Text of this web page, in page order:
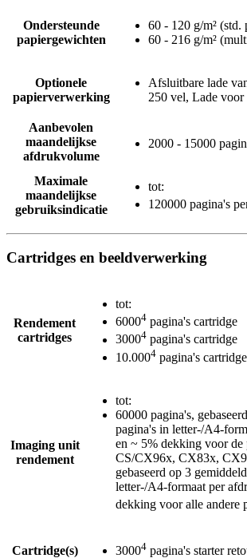
Ondersteunde
papiergewichten
60 - 120 g/m² (std.
60 - 216 g/m²
Optionele
papierverwerking
Afsluitbare lade
250 vel, Lade voor
Aanbevolen
maandelijkse
afdrukvolume
2000 - 15000
Maximale
maandelijkse
gebruiksindicatie
tot:
120000 pagina's
Cartridges en beeldverwerking
Rendement
cartridges
tot:
60004 pagina's cartridge
30004 pagina's cartridge
10.0004 pagina's cartridge
Imaging unit
rendement
tot:
60000 pagina's,
pagina's in letter-/A4-
en ~ 5% dekking voor de
CS/CX96x, CX83x,
gebaseerd op 3
letter-/A4-formaat per
dekking voor alle andere
Cartridge(s)
30004 pagina's starter